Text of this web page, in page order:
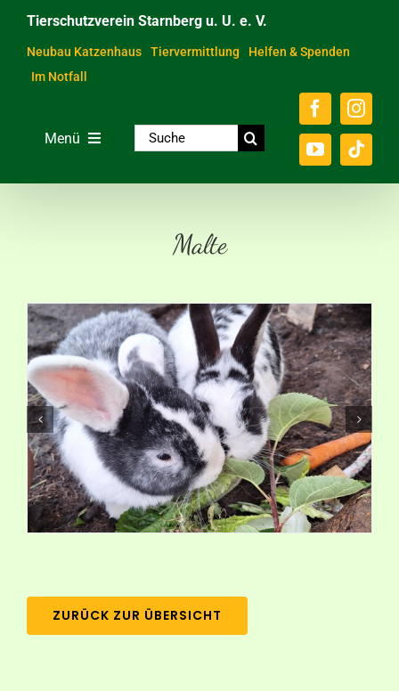
Inhalt
springen
Tierschutzverein Starnberg u. U. e. V.
Neubau Katzenhaus Tiervermittlung
Helfen & Spenden
Im Notfall
Menü
Helfen & Spenden
Der Verein
Ratgeber & Service
Aktuelles
Kontakt
Suche
nach:
Malte
ZURÜCK ZUR ÜBERSICHT